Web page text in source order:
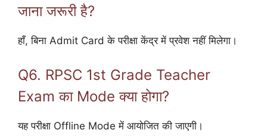
जाना जरूरी है?
हाँ, बिना Admit Card के परीक्षा केंद्र में प्रवेश नहीं मिलेगा।
Q6. RPSC 1st Grade Teacher
Exam का Mode क्या होगा?
यह परीक्षा Offline Mode में आयोजित की जाएगी।